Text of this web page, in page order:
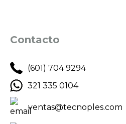
Contacto
(601) 704 9294
321 335 0104
ventas@tecnoples.com